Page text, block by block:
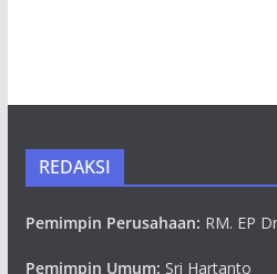
REDAKSI
Pemimpin Perusahaan: RM. EP
Pemimpin Umum: Sri Hartanto